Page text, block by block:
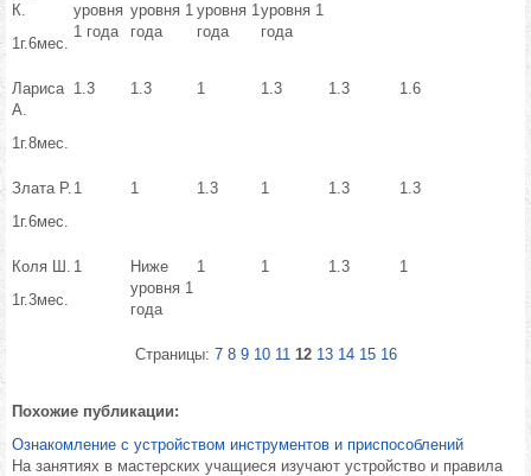
К.
1г.6мес.
уровня
1 года
уровня 1
года
уровня 1
года
уровня 1
года
Лариса
А.
1г.8мес.
1.3 1.3 1 1.3 1.3 1.6
Злата Р.
1г.6мес.
1 1 1.3 1 1.3 1.3
Коля Ш.
1г.3мес.
1
Ниже
уровня 1
года
1 1 1.3 1
Страницы: 7 8 9 10 11 12 13 14 15 16
Похожие публикации:
Ознакомление с устройством инструментов и приспособлений
На занятиях в мастерских учащиеся изучают устройство и правила